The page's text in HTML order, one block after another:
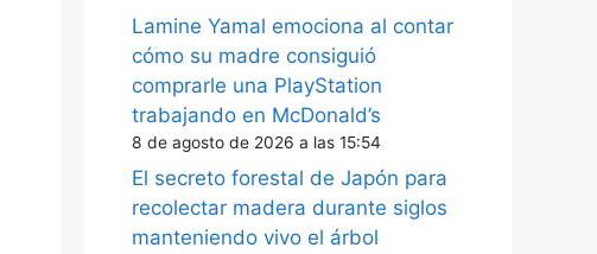
Lamine Yamal emociona al contar
cómo su madre consiguió
comprarle una PlayStation
trabajando en McDonald’s
8 de agosto de 2026 a las 15:54
El secreto forestal de Japón para
recolectar madera durante siglos
manteniendo vivo el árbol